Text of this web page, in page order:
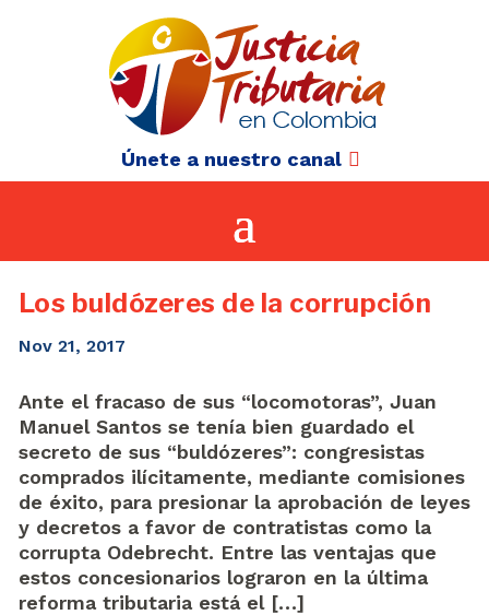
Únete a nuestro canal
Los buldózeres de la corrupción
Nov 21, 2017
Ante el fracaso de sus “locomotoras”, Juan
Manuel Santos se tenía bien guardado el
secreto de sus “buldózeres”: congresistas
comprados ilícitamente, mediante comisiones
de éxito, para presionar la aprobación de leyes
y decretos a favor de contratistas como la
corrupta Odebrecht. Entre las ventajas que
estos concesionarios lograron en la última
reforma tributaria está el […]